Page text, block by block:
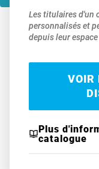
Les titulaires d'un
personnalisés et
depuis leur espace
VOIR
Plus
catalogue